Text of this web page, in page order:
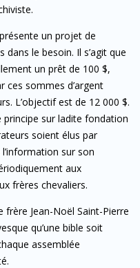
un projet de
le besoin. Il s’agit que
un prêt de 100 $,
ces sommes d’argent
L’objectif est de 12 000 $.
principe sur ladite fondation
soient élus par
sur son
aux
frères chevaliers.
Jean-Noël Saint-Pierre
qu’une bible soit
assemblée